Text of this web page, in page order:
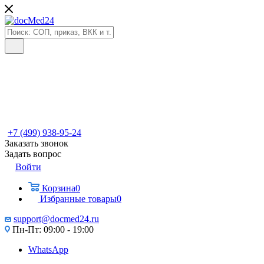
+7 (499) 938-95-24
Заказать звонок
Задать вопрос
Войти
Корзина0
Избранные товары0
support@docmed24.ru
Пн-Пт: 09:00 - 19:00
WhatsApp